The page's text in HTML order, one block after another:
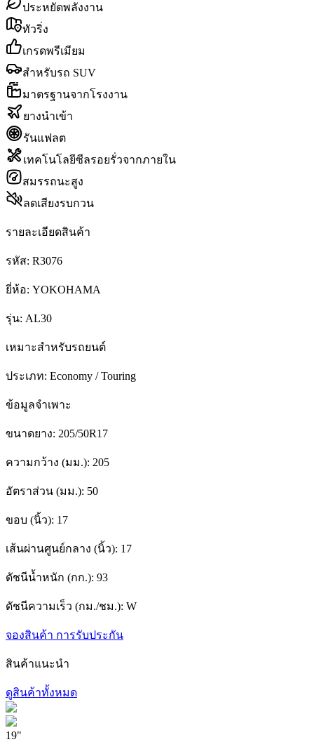
ประหยัดพลังงาน
ทัวริ่ง
เกรดพรีเมียม
สำหรับรถ SUV
มาตรฐานจากโรงงาน
ยางนำเข้า
รันแฟลต
เทคโนโลยีซีลรอยรั่วจากภายใน
สมรรถนะสูง
ลดเสียงรบกวน
รายละเอียดสินค้า
รหัส: R3076
ยี่ห้อ: YOKOHAMA
รุ่น: AL30
เหมาะสำหรับรถยนต์
ประเภท: Economy / Touring
ข้อมูลจำเพาะ
ขนาดยาง: 205/50R17
ความกว้าง (มม.): 205
อัตราส่วน (มม.): 50
ขอบ (นิ้ว): 17
เส้นผ่านศูนย์กลาง (นิ้ว): 17
ดัชนีน้ำหนัก (กก.): 93
ดัชนีความเร็ว (กม./ชม.): W
จองสินค้า การรับประกัน
สินค้าแนะนำ
ดูสินค้าทั้งหมด
19"